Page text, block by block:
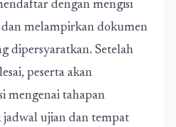
dengan mengisi
melampirkan dokumen
dipersyaratkan. Setelah
peserta akan
mengenai tahapan
jadwal ujian dan tempat